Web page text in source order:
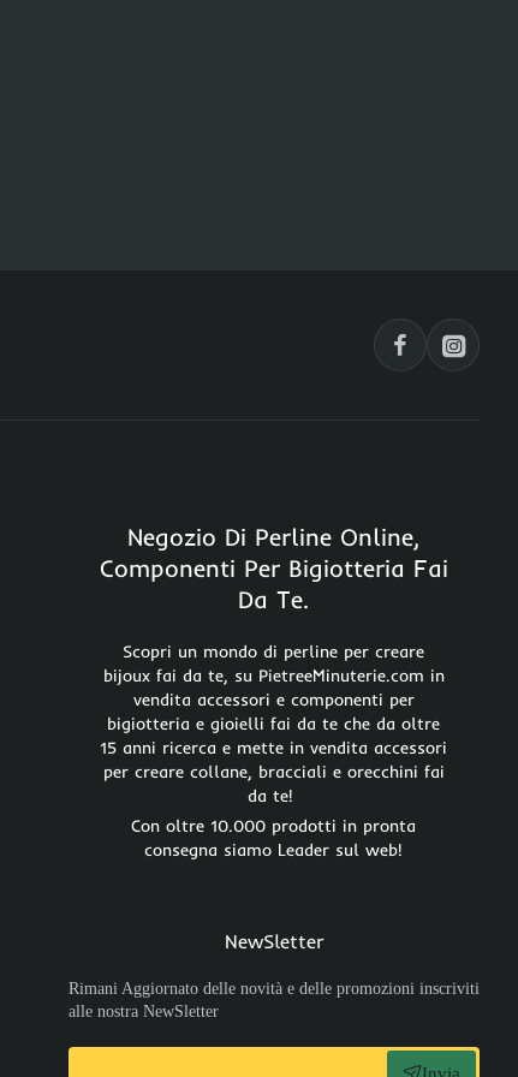
Negozio Di Perline Online,
Componenti Per Bigiotteria Fai
Da Te.
Scopri un mondo di perline per creare
bijoux fai da te, su PietreeMinuterie.com in
vendita accessori e componenti per
bigiotteria e gioielli fai da te che da oltre
15 anni ricerca e mette in vendita accessori
per creare collane, bracciali e orecchini fai
da te!
Con oltre 10.000 prodotti in pronta
consegna siamo Leader sul web!
NewSletter
Rimani Aggiornato delle novità e delle promozioni inscriviti
alle nostra NewSletter
Invia